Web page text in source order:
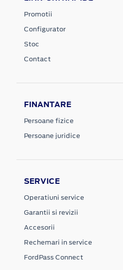
Promotii
Configurator
Stoc
Contact
FINANTARE
Persoane fizice
Persoane juridice
SERVICE
Operatiuni service
Garantii si revizii
Accesorii
Rechemari in service
FordPass Connect